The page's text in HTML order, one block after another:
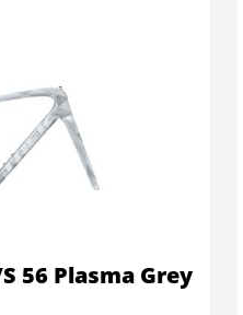
56 Plasma Grey